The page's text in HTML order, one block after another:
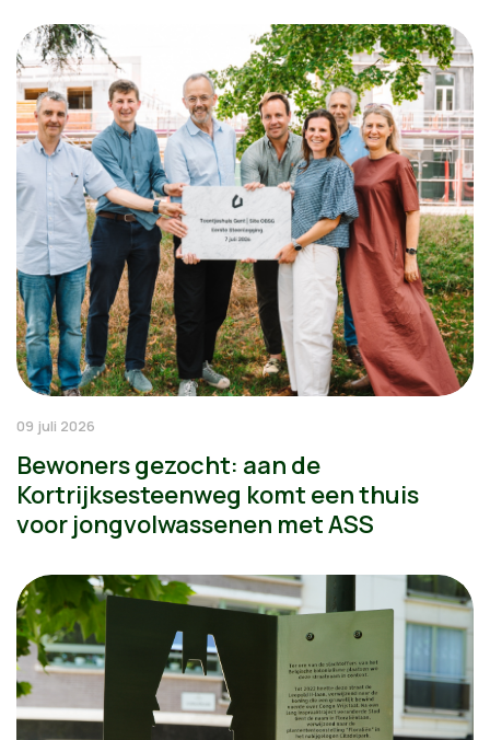
09 juli 2026
Bewoners gezocht: aan de
Kortrijksesteenweg komt een thuis
voor jongvolwassenen met ASS